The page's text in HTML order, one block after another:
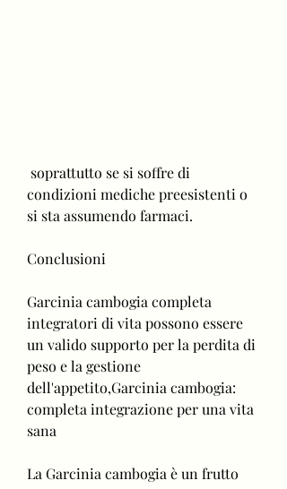
condizioni mediche preesistenti o
si sta assumendo farmaci.
Conclusioni
Garcinia cambogia completa
integratori di vita possono essere
un valido supporto per la perdita di
peso e la gestione
dell'appetito,Garcinia cambogia:
completa integrazione per una vita
sana
La Garcinia cambogia è un frutto